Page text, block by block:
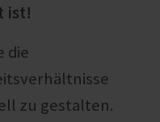
ist!
die
zu gestalten.